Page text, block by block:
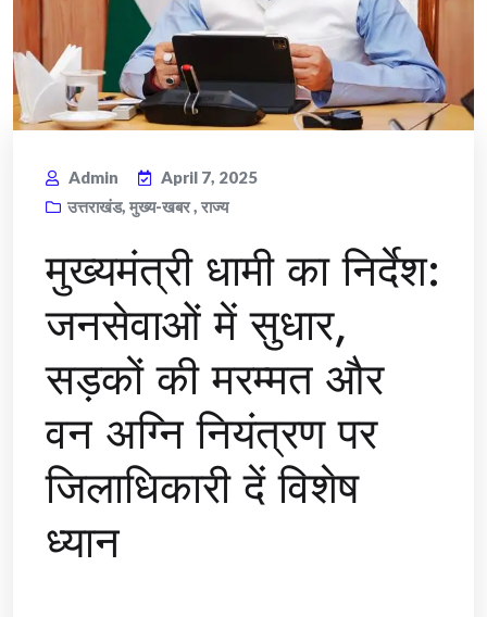
Admin
April 7, 2025
उत्तराखंड, मुख्य-खबर, राज्य
मुख्यमंत्री धामी का निर्देश:
जनसेवाओं में सुधार,
सड़कों की मरम्मत और
वन अग्नि नियंत्रण पर
जिलाधिकारी दें विशेष
ध्यान